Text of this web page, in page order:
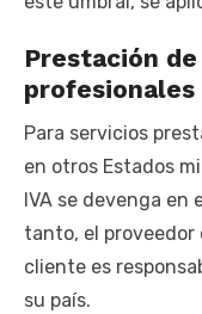
Prestación
profesionales
Para servicios
en otros Estados
IVA se devenga en
tanto, el proveedor
cliente es
su país.